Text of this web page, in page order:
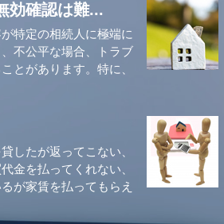
効確認は難...
特定の相続人に極端に
不公平な場合、トラブ
とがあります。特に、
したが返ってこない、
金を払ってくれない、
が家賃を払ってもらえ